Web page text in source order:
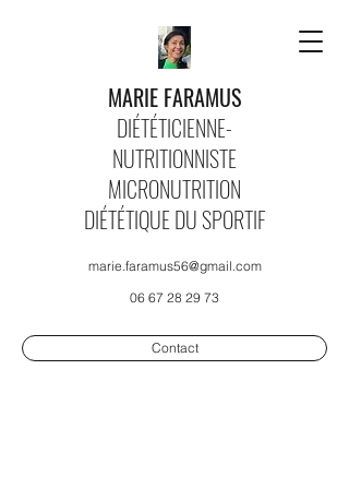
MARIE FARAMUS
DIÉTÉTICIENNE-
NUTRITIONNISTE
MICRONUTRITION
DIÉTÉTIQUE DU SPORTIF
marie.faramus56@gmail.com
06 67 28 29 73
Contact